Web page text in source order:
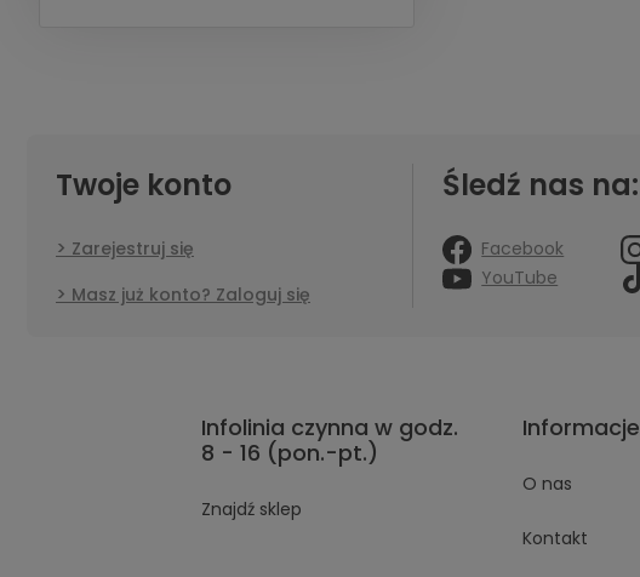
Twoje konto
Zarejestruj się
Masz już konto? Zaloguj się
Śledź nas na:
Facebook
YouTube
Infolinia czynna w godz.
8 - 16 (pon.-pt.)
Znajdź sklep
Informacje
O nas
Kontakt